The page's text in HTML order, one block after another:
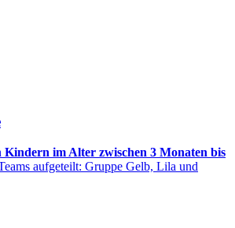
Kindern im Alter zwischen 3 Monaten bis
aufgeteilt: Gruppe Gelb, Lila und